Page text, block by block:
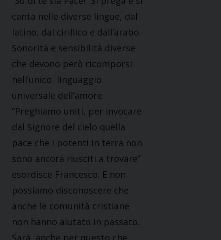
canta nelle diverse lingue, dal
latino, dal cirillico e dall’arabo.
Sonorità e sensibilità diverse
che devono però ricomporsi
nell’unico linguaggio
universale dell’amore.
“Preghiamo uniti, per invocare
dal Signore del cielo quella
pace che i potenti in terra non
sono ancora riusciti a trovare”
esordisce Francesco. E non
possiamo disconoscere che
anche le comunità cristiane
non hanno aiutato in passato.
Sarà anche per questo che